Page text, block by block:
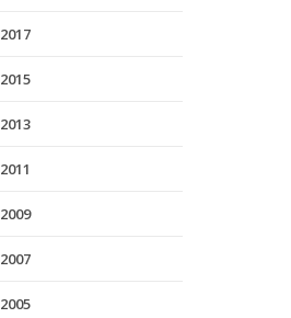
2017
2015
2013
2011
2009
2007
2005